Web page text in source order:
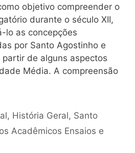
objetivo compreender o
durante o século XII,
lo as concepções
por Santo Agostinho e
de alguns aspectos
Média. A compreensão
, História Geral, Santo
Acadêmicos Ensaios e